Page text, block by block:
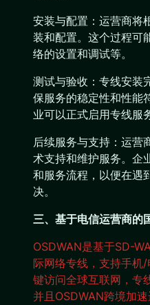
安装与配置：运营商将
装和配置。这个过程可
络的设置和调试等。
测试与验收：专线安装
保服务的稳定性和性能
业可以正式启用专线服
后续服务与支持：运营
术支持和维护服务。企
和服务流程，以便在遇
决。
三、基于电信运营商的
OSDWAN是基于SD-
际网络专线，支持手机
键访问全球互联网，专
并且OSDWAN跨境加